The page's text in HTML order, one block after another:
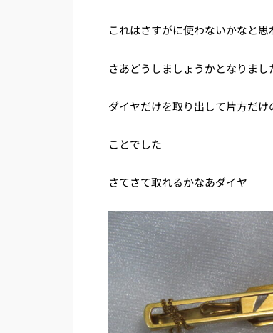
これはさすがに使わないかなと思
さあどうしましょうかとなりまし
ダイヤだけを取り出して片方だ
ことでした
さてさて取れるかなあダイヤ